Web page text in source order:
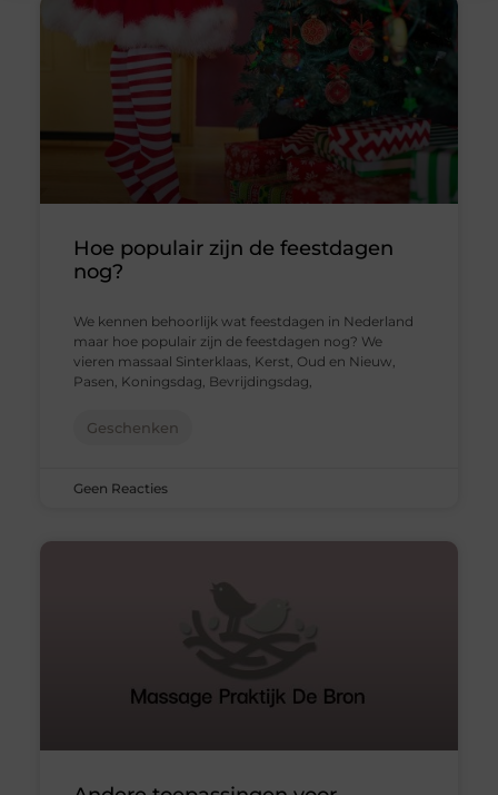
Hoe populair zijn de feestdagen
nog?
We kennen behoorlijk wat feestdagen in Nederland
maar hoe populair zijn de feestdagen nog? We
vieren massaal Sinterklaas, Kerst, Oud en Nieuw,
Pasen, Koningsdag, Bevrijdingsdag,
Geschenken
Geen Reacties